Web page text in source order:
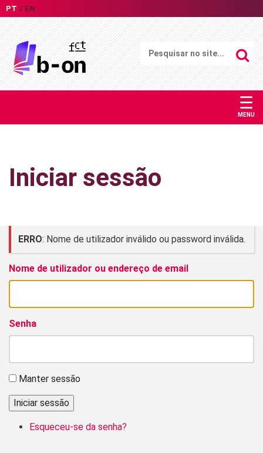
PT EN
☰
MENU
Iniciar sessão
ERRO: Nome de utilizador inválido ou password inválida.
Nome de utilizador ou endereço de email
Senha
Manter sessão
Iniciar sessão
Esqueceu-se da senha?